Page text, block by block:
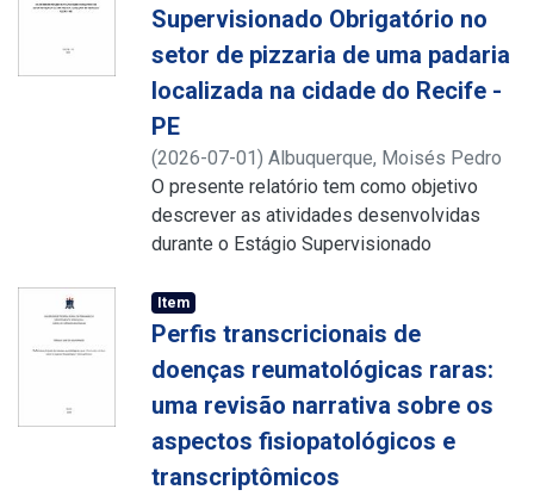
Supervisionado Obrigatório no
setor de pizzaria de uma padaria
localizada na cidade do Recife -
PE
(2026-07-01) Albuquerque, Moisés Pedro
Silva de;Costa, Ana Carolina dos Santos
http://lattes.cnpq.br/8927435119035218
O presente relatório tem como objetivo
descrever as atividades desenvolvidas
durante o Estágio Supervisionado
em Gastronomia da Universidade Federal
de Pernambuco. O estágio foi realizado na
padaria Além do Pão Delicatessen,
localizada em Recife - PE, no período de
23 de março a 22 de junho de 2026,
totalizando 360 horas. As atividades foram
desenvolvidas no setor da pizzaria, com o
Item
Perfis transcricionais de
doenças reumatológicas raras:
uma revisão narrativa sobre os
aspectos fisiopatológicos e
transcriptômicos